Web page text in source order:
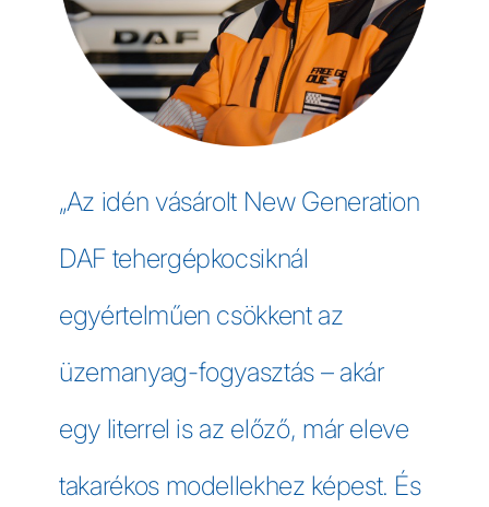
„Az idén vásárolt New Generation
DAF tehergépkocsiknál
egyértelműen csökkent az
üzemanyag-fogyasztás – akár
egy literrel is az előző, már eleve
takarékos modellekhez képest. És